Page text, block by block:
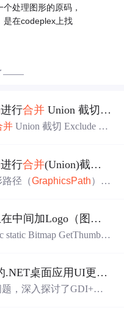
处理图形的原码，
是在codeplex上找
——
进行合并 Union 截切 Exclude 等编程的探讨 1
并 Union 截切 Exclude 等
进行合并(Union)截切(Exclude)等编程的探讨(1)
路径（GraphicsPath）的
色部分：图1合并Grap
两个椭圆共同组成：
【转】C# 生成二维码并且在中间加Logo（图片
static Bitmap GetThumbna
GDI+绘图实战：5个让你的.NET桌面应用UI更丝滑的技巧（附双缓冲优化代码）
，深入探讨了GDI+绘